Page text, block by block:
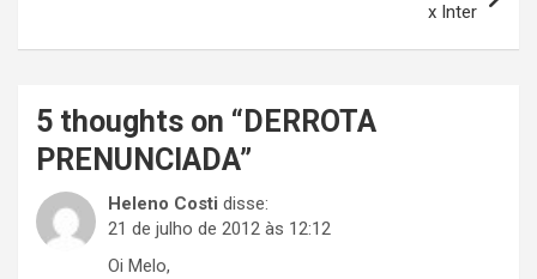
x Inter
5 thoughts on “ DERROTA
PRENUNCIADA”
Heleno Costi disse:
21 de julho de 2012 às 12:12
Oi Melo,